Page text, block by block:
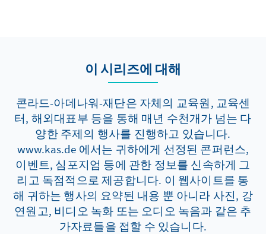
이 시리즈에 대해
콘라드-아데나워-재단은 자체의 교육원, 교육센
터, 해외대표부 등을 통해 매년 수천개가 넘는 다
양한 주제의 행사를 진행하고 있습니다.
www.kas.de 에서는 귀하에게 선정된 콘퍼런스,
이벤트, 심포지엄 등에 관한 정보를 신속하게 그
리고 독점적으로 제공합니다. 이 웹사이트를 통
해 귀하는 행사의 요약된 내용 뿐 아니라 사진, 강
연원고, 비디오 녹화 또는 오디오 녹음과 같은 추
가자료들을 접할 수 있습니다.